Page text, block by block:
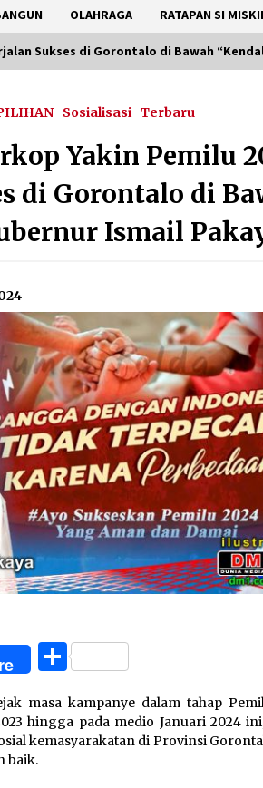
OLAHRAGA RATAPAN SI
Sukses di Gorontalo di Bawah
Sosialisasi Terbaru
Yakin Pemilu
di Gorontalo di
Ismail
Share
masa kampanye dalam tahap
hingga pada medio Januari 2024
kemasyarakatan di Provinsi
baik.